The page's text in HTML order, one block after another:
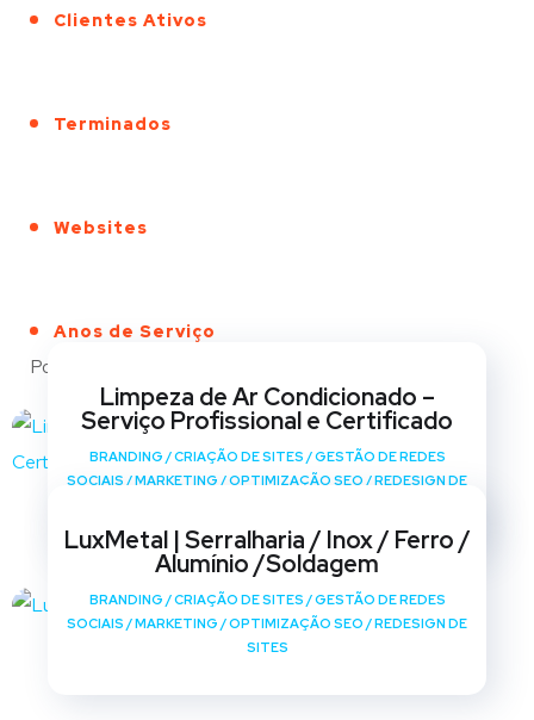
Clientes Ativos
Terminados
Websites
Anos de Serviço
Portfólio
Limpeza de Ar Condicionado –
Serviço Profissional e Certificado
BRANDING /CRIAÇÃO DE SITES /GESTÃO DE REDES
SOCIAIS /MARKETING /OPTIMIZAÇÃO SEO /REDESIGN DE
LuxMetal | Serralharia / Inox / Ferro /
Alumínio /Soldagem
BRANDING /CRIAÇÃO DE SITES /GESTÃO DE REDES
SOCIAIS /MARKETING /OPTIMIZAÇÃO SEO /REDESIGN DE
SITES